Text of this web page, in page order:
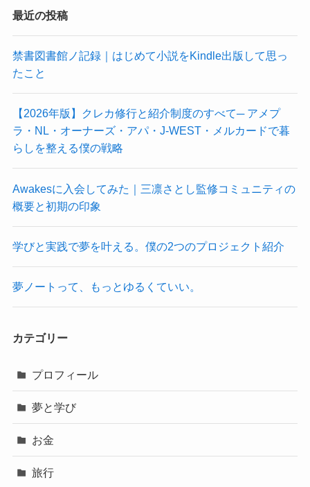
最近の投稿
禁書図書館ノ記録｜はじめて小説をKindle出版して思っ
たこと
【2026年版】クレカ修行と紹介制度のすべて─ アメプ
ラ・NL・オーナーズ・アパ・J-WEST・メルカードで暮
らしを整える僕の戦略
Awakesに入会してみた｜三凛さとし監修コミュニティの
概要と初期の印象
学びと実践で夢を叶える。僕の2つのプロジェクト紹介
夢ノートって、もっとゆるくていい。
カテゴリー
プロフィール
夢と学び
お金
旅行